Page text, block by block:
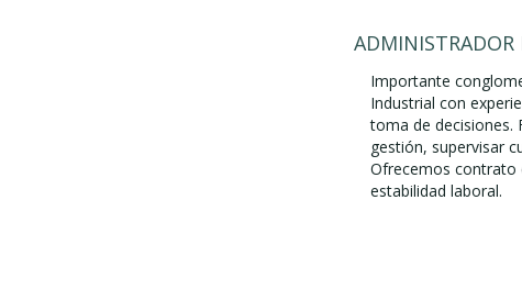
ADMINISTRADOR
Importante
Industrial con
toma de decisiones.
gestión, supervisar
Ofrecemos contrato
estabilidad laboral.